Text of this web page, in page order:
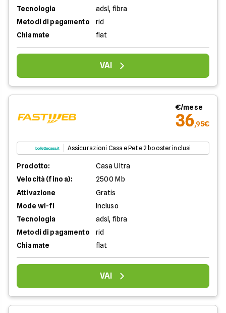
Tecnologia
adsl, fibra
Metodi di pagamento
rid
Chiamate
flat
VAI
€/mese
36,95€
Assicurazioni Casa e Pet e 2 booster inclusi
Prodotto:
Casa Ultra
Velocità (fino a):
2500 Mb
Attivazione
Gratis
Mode wi-fi
Incluso
Tecnologia
adsl, fibra
Metodi di pagamento
rid
Chiamate
flat
VAI